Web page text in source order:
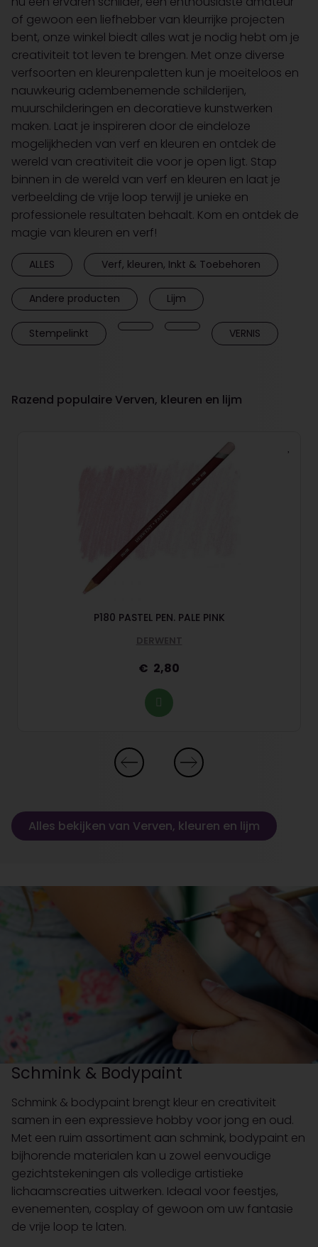
of gewoon een liefhebber van kleurrijke projecten
bent, onze winkel biedt alles wat je nodig hebt om je
creativiteit tot leven te brengen. Met onze diverse
verfsoorten en kleurenpaletten kun je moeiteloos en
nauwkeurig adembenemende schilderijen,
muurschilderingen en decoratieve kunstwerken
maken. Laat je inspireren door de eindeloze
mogelijkheden van verf en kleuren en ontdek de
wereld van creativiteit die voor je open ligt. Stap
binnen in de wereld van verf en kleuren en laat je
verbeelding de vrije loop terwijl je unieke en
professionele resultaten behaalt. Kom en ontdek de
magie van kleuren en verf!
ALLES Verf, kleuren, Inkt & Toebehoren
Andere producten Lijm
Stempelinkt VERNIS
Razend populaire Verven, kleuren en lijm
P180 PASTEL PEN. PALE PINK
DERWENT
2,80
Alles bekijken van Verven, kleuren en lijm
Schmink & Bodypaint
Schmink & bodypaint brengt kleur en creativiteit
samen in een expressieve hobby voor jong en oud.
Met een ruim assortiment aan schmink, bodypaint en
bijhorende materialen kan u zowel eenvoudige
gezichtstekeningen als volledige artistieke
lichaamscreaties uitwerken. Ideaal voor feestjes,
evenementen, cosplay of gewoon om uw fantasie
de vrije loop te laten.